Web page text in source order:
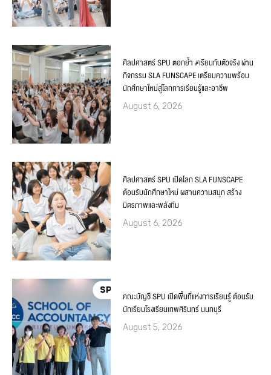
ศิลปศาสตร์ SPU ตอกย้ำ #เรียนกับตัวจริง ผ่าน
กิจกรรม SLA FUNSCAPE เตรียมความพร้อม
นักศึกษาใหม่สู่โลกการเรียนรู้และอาชีพ
August 6, 2026
ศิลปศาสตร์ SPU เปิดโลก SLA FUNSCAPE
ต้อนรับนักศึกษาใหม่ ผสานความสนุก สร้าง
มิตรภาพและพลังทีม
August 6, 2026
คณะบัญชี SPU เปิดพื้นที่แห่งการเรียนรู้ ต้อนรับ
นักเรียนโรงเรียนเทพศิรินทร์ นนทบุรี
August 5, 2026